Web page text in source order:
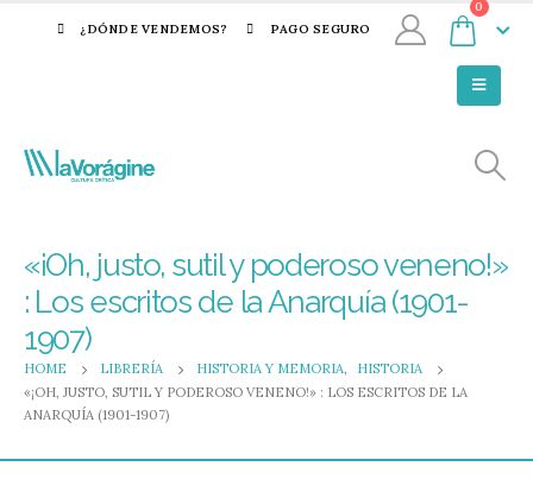
¿DÓNDE VENDEMOS? PAGO SEGURO
0
«¡Oh, justo, sutil y poderoso veneno!»
: Los escritos de la Anarquía (1901-
1907)
HOME LIBRERÍA HISTORIA Y MEMORIA,
HISTORIA
«¡OH, JUSTO, SUTIL Y PODEROSO VENENO!» : LOS ESCRITOS DE LA
ANARQUÍA (1901-1907)